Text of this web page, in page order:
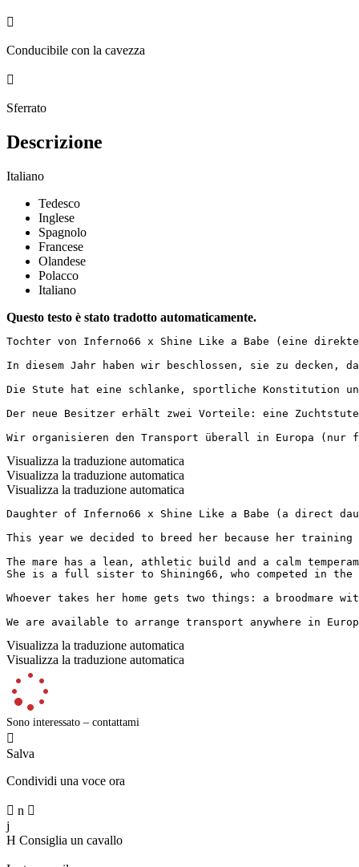

Conducibile con la cavezza

Sferrato
Descrizione
Italiano
Tedesco
Inglese
Spagnolo
Francese
Olandese
Polacco
Italiano
Questo testo è stato tradotto automaticamente.
Tochter von Inferno66 x Shine Like a Babe (eine
In diesem Jahr haben wir beschlossen, sie zu decken,
Die Stute hat eine schlanke, sportliche Konstitution
Der neue Besitzer erhält zwei Vorteile: eine
Wir organisieren den Transport überall in Europa (nur
Visualizza la traduzione automatica
Visualizza la traduzione automatica
Visualizza la traduzione automatica
Daughter of Inferno66 x Shine Like a Babe (a direct
This year we decided to breed her because her
The mare has a lean, athletic build and a calm
She is a full sister to Shining66, who competed in
Whoever takes her home gets two things: a
We are available to arrange transport anywhere in
Visualizza la traduzione automatica
Visualizza la traduzione automatica
Sono interessato – contattami

Salva
Condividi una voce ora
 n 
j
H Consiglia un cavallo